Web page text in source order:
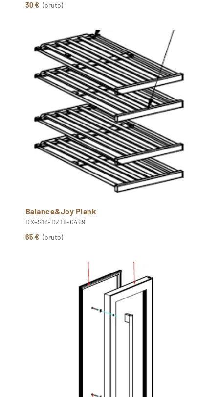
30 € (bruto)
Balance&Joy Plank
DX-S13-DZ18-0469
65 € (bruto)